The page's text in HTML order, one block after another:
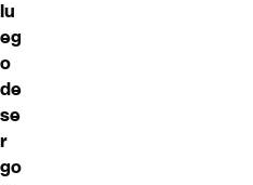
lu
eg
o
de
se
r
go